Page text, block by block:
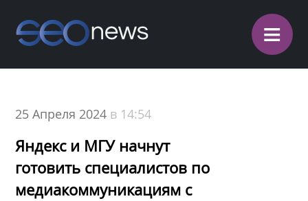
≡
25 Апреля 2024 в 14:54
Яндекс и МГУ начнут
готовить специалистов по
медиакоммуникациям с